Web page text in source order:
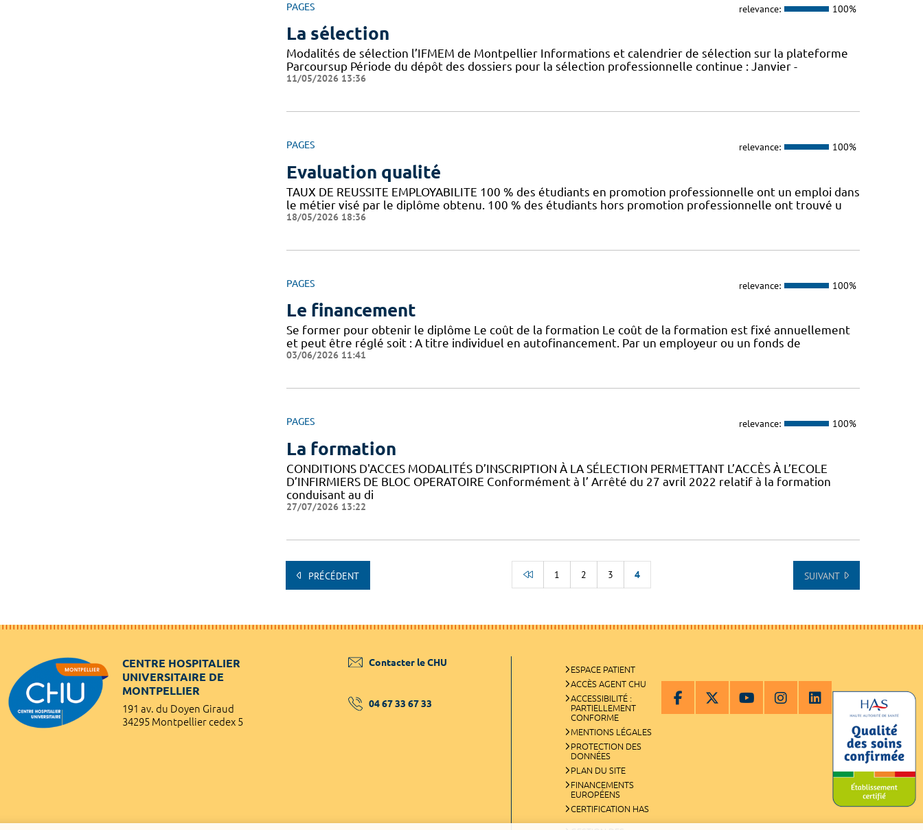
PAGES relevance: 100%
La sélection
Modalités de sélection l’IFMEM de Montpellier Informations et calendrier de sélection sur la plateforme
Parcoursup Période du dépôt des dossiers pour la sélection professionnelle continue : Janvier -
11/05/2026 13:36
PAGES relevance: 100%
Evaluation qualité
TAUX DE REUSSITE EMPLOYABILITE 100 % des étudiants en promotion professionnelle ont un emploi dans
le métier visé par le diplôme obtenu. 100 % des étudiants hors promotion professionnelle ont trouvé u
18/05/2026 18:36
PAGES relevance: 100%
Le financement
Se former pour obtenir le diplôme Le coût de la formation Le coût de la formation est fixé annuellement
et peut être réglé soit : A titre individuel en autofinancement. Par un employeur ou un fonds de
03/06/2026 11:41
PAGES relevance: 100%
La formation
CONDITIONS D'ACCES MODALITÉS D’INSCRIPTION À LA SÉLECTION PERMETTANT L’ACCÈS À L’ECOLE
D’INFIRMIERS DE BLOC OPERATOIRE Conformément à l’ Arrêté du 27 avril 2022 relatif à la formation
conduisant au di
27/07/2026 13:22
PRÉCÉDENT 1 2 3 4 SUIVANT
CENTRE HOSPITALIER
UNIVERSITAIRE DE
MONTPELLIER
191 av. du Doyen Giraud
34295 Montpellier cedex 5
Contacter le CHU
04 67 33 67 33
ESPACE PATIENT
ACCÈS AGENT CHU
ACCESSIBILITÉ :
PARTIELLEMENT
CONFORME
MENTIONS LÉGALES
PROTECTION DES
DONNÉES
PLAN DU SITE
FINANCEMENTS
EUROPÉENS
CERTIFICATION HAS